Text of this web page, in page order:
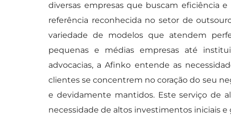
diversas empresas que buscam eficiência
referência reconhecida no setor de
variedade de modelos que atendem
pequenas e médias empresas até
advocacias, a Afinko entende as
clientes se concentrem no coração do seu
e devidamente mantidos. Este serviço de
necessidade de altos investimentos iniciais